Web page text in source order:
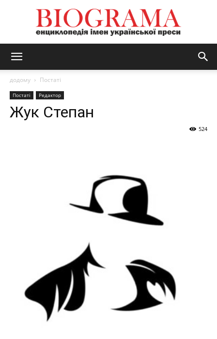
додому Постаті
Постаті Редактор
Жук Степан
524